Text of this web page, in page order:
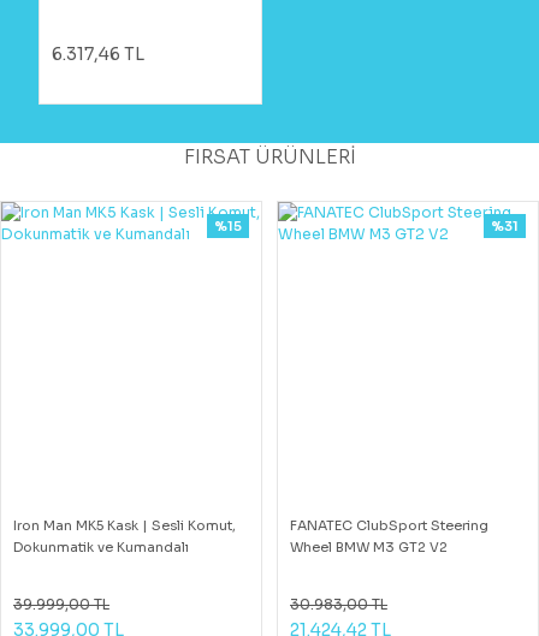
6.317,46 TL
FIRSAT ÜRÜNLERİ
Iron Man MK5 Kask | Sesli Komut,
Dokunmatik ve Kumandalı
%15
39.999,00 TL
33.999,00 TL
FANATEC ClubSport Steering
Wheel BMW M3 GT2 V2
%31
30.983,00 TL
21.424,42 TL